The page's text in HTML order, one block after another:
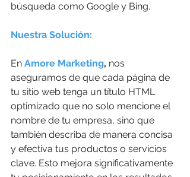
búsqueda como Google y Bing.
Nuestra Solución:
En Amore Marketing, nos
aseguramos de que cada página de
tu sitio web tenga un título HTML
optimizado que no solo mencione el
nombre de tu empresa, sino que
también describa de manera concisa
y efectiva tus productos o servicios
clave. Esto mejora significativamente